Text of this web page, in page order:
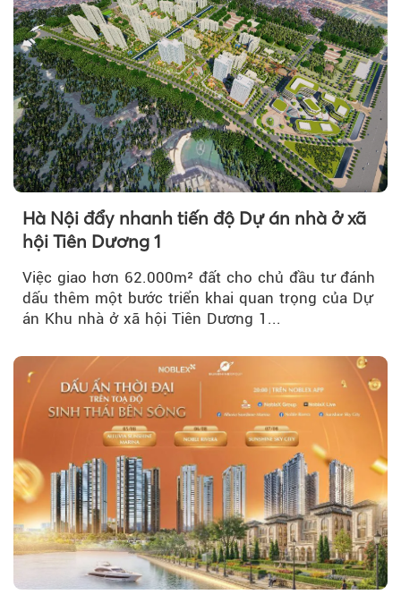
Hà Nội đẩy nhanh tiến độ Dự án nhà ở xã
hội Tiên Dương 1
Việc giao hơn 62.000m² đất cho chủ đầu tư đánh
dấu thêm một bước triển khai quan trọng của Dự
án Khu nhà ở xã hội Tiên Dương 1...